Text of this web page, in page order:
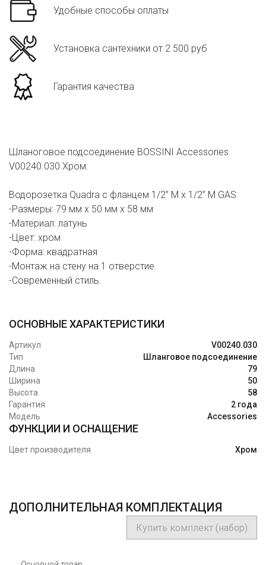
Удобные способы оплаты
Установка сантехники от 2 500 руб
Гарантия качества
Шланоговое подсоединение BOSSINI Accessories
V00240.030 Хром:
Водорозетка Quadra с фланцем 1/2” M x 1/2” M GAS
-Размеры: 79 мм х 50 мм х 58 мм
-Материал: латунь
-Цвет: хром
-Форма: квадратная
-Монтаж на стену на 1 отверстие
-Современный стиль.
ОСНОВНЫЕ ХАРАКТЕРИСТИКИ
Артикул
V00240.030
Тип
Шланговое подсоединение
Длина
79
Ширина
50
Высота
58
Гарантия
2 года
Модель
Accessories
ФУНКЦИИ И ОСНАЩЕНИЕ
Цвет производителя Хром
ДОПОЛНИТЕЛЬНАЯ КОМПЛЕКТАЦИЯ
Купить комплект (набор)